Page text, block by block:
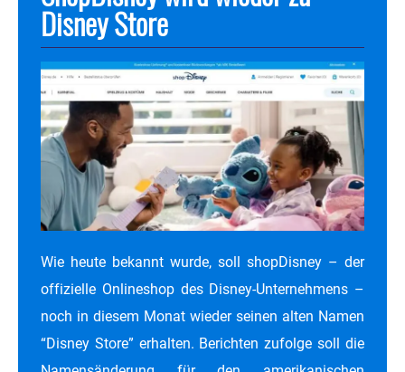
Disney Store
Wie heute bekannt wurde, soll shopDisney – der
offizielle Onlineshop des Disney-Unternehmens –
noch in diesem Monat wieder seinen alten Namen
“Disney Store” erhalten. Berichten zufolge soll die